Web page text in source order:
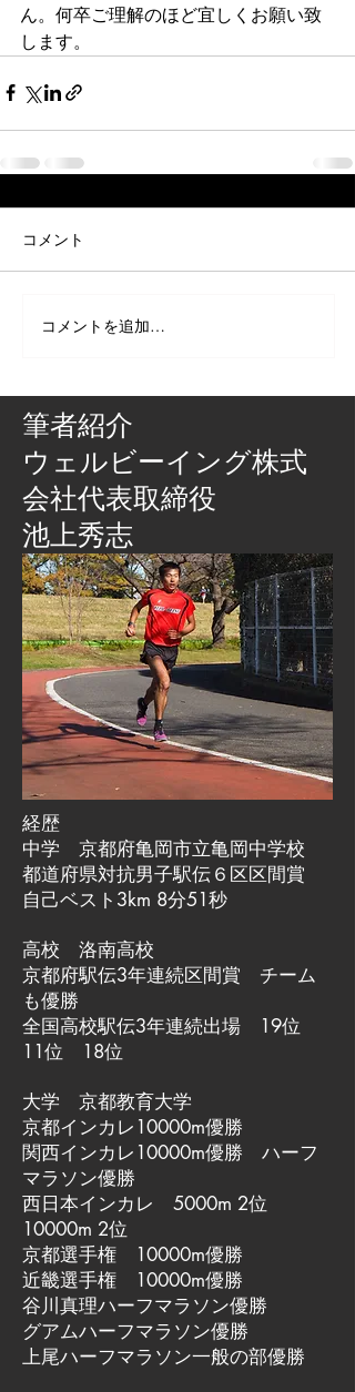
ん。何卒ご理解のほど宜しくお願い致
します。
コメント
コメントを追加…
筆者紹介
​ウェルビーイング株式
会社代表取締役
池上秀志
経歴
中学 京都府亀岡市立亀岡中学校
都道府県対抗男子駅伝６区区間賞
自己ベスト3km 8分51秒
高校 洛南高校
京都府駅伝3年連続区間賞 チーム
も優勝
全国高校駅伝3年連続出場 19位
11位 18位
大学 京都教育大学
京都インカレ10000m優勝
関西インカレ10000m優勝 ハーフ
マラソン優勝
西日本インカレ 5000m 2位
10000m 2位
京都選手権 10000m優勝
近畿選手権 10000m優勝
谷川真理ハーフマラソン優勝
グアムハーフマラソン優勝
上尾ハーフマラソン一般の部優勝